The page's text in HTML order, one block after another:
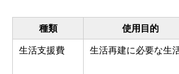
種類 使用目的
生活支援費 生活再建に必要な生